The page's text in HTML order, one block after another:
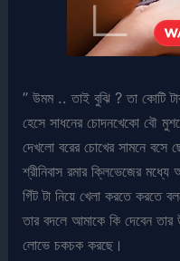
” উমম .. তাই বুঝি ? তা কোটি
হেসে সাধনের চোদনখেকো বৌ
দেখলো বরের চোখের সামনে বসে
শ্রীনিবাস রমার ক্লিভেজের
গিঁট টা নিয়ে খেলা করতে করতে
তার বদলে আমাকে কি দেবেন
লোভে চকচক করছে।